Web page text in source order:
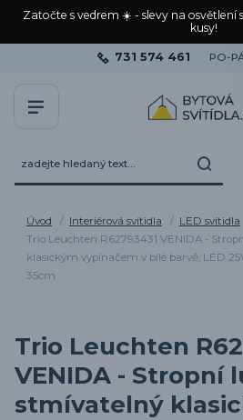
Zatočte s vedrem ☀️ - slevy na
kusy!
731 574 461 PO-
Úvod Interiérová svítidla LED svítidla
Trio Leuchten R62793431 VENIDA -
klasickým vypínačem v bílé barvě, LED
35cm
Trio Leuchten
VENIDA - Stropní
stmívatelný